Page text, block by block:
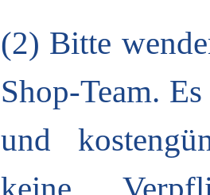
(2) Bitte
Shop-Team.
und